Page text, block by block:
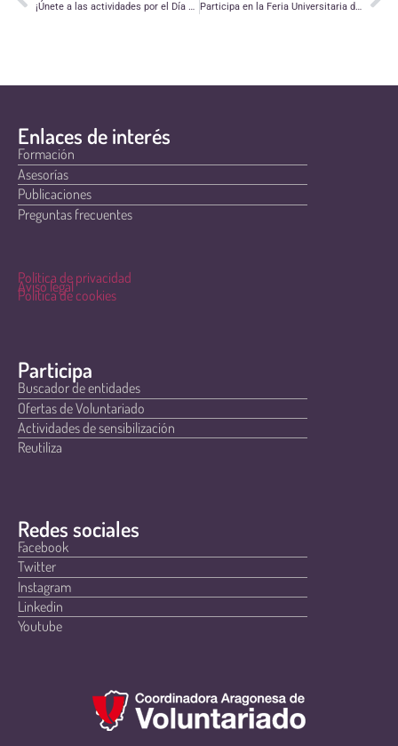
¡Únete a las actividades por el Día Mundial de las Personas Refugiadas en Teruel! Participa en la Feria Universitaria de Voluntariado de Zaragoza
Enlaces de interés
Formación
Asesorías
Publicaciones
Preguntas frecuentes
Política de privacidad
Aviso legal
Política de cookies
Participa
Buscador de entidades
Ofertas de Voluntariado
Actividades de sensibilización
Reutiliza
Redes sociales
Facebook
Twitter
Instagram
Linkedin
Youtube